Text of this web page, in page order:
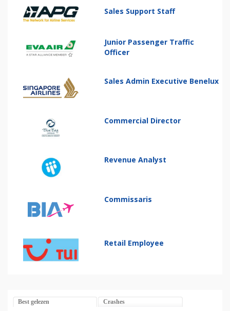
Sales Support Staff
Junior Passenger Traffic
Officer
Sales Admin Executive Benelux
Commercial Director
Revenue Analyst
Commissaris
Retail Employee
Best gelezen Crashes